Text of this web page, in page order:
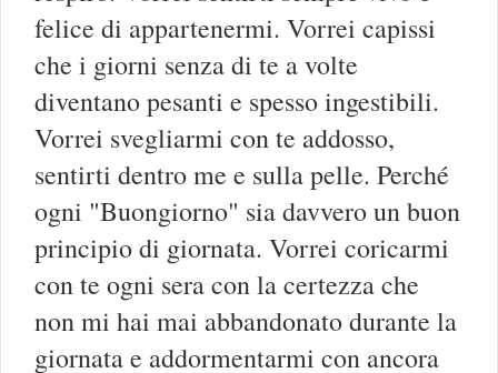
felice di appartenermi. Vorrei capissi
che i giorni senza di te a volte
diventano pesanti e spesso ingestibili.
Vorrei svegliarmi con te addosso,
sentirti dentro me e sulla pelle. Perché
ogni "Buongiorno" sia davvero un buon
principio di giornata. Vorrei coricarmi
con te ogni sera con la certezza che
non mi hai mai abbandonato durante la
giornata e addormentarmi con ancora